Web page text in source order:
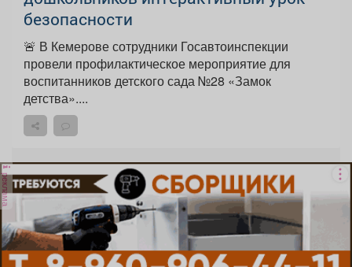
безопасности
🚨 В Кемерове сотрудники Госавтоинспекции
провели профилактическое мероприятие для
воспитанников детского сада №28 «Замок
детства»....
реклама